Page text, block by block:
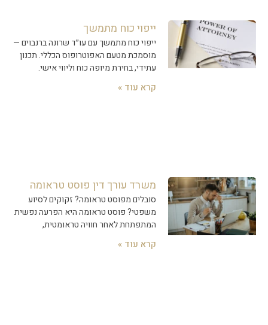
ייפוי כוח מתמשך
ייפוי כוח מתמשך עם עו״ד שרונה ברנבוים —
מוסמכת מטעם האפוטרופוס הכללי. תכנון
עתידי, בחירת מיופה כוח וליווי אישי.
קרא עוד »
משרד עורך דין פוסט טראומה
סובלים מפוסט טראומה? זקוקים לסיוע
משפטי? פוסט טראומה היא הפרעה נפשית
המתפתחת לאחר חוויה טראומטית,
קרא עוד »